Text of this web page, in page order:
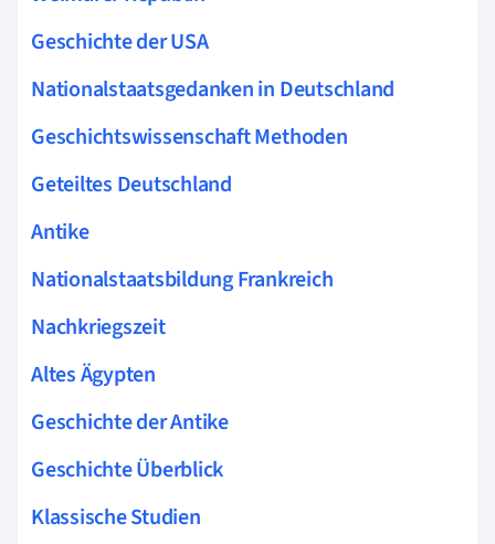
Geschichte der USA
Nationalstaatsgedanken in Deutschland
Geschichtswissenschaft Methoden
Geteiltes Deutschland
Antike
Nationalstaatsbildung Frankreich
Nachkriegszeit
Altes Ägypten
Geschichte der Antike
Geschichte Überblick
Klassische Studien